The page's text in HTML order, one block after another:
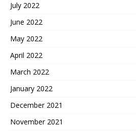
July 2022
June 2022
May 2022
April 2022
March 2022
January 2022
December 2021
November 2021